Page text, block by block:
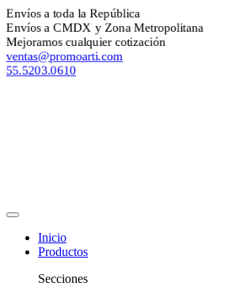
a toda la República
a CMDX y Zona Metropolitana
cualquier cotización
Inicio
Productos
Secciones